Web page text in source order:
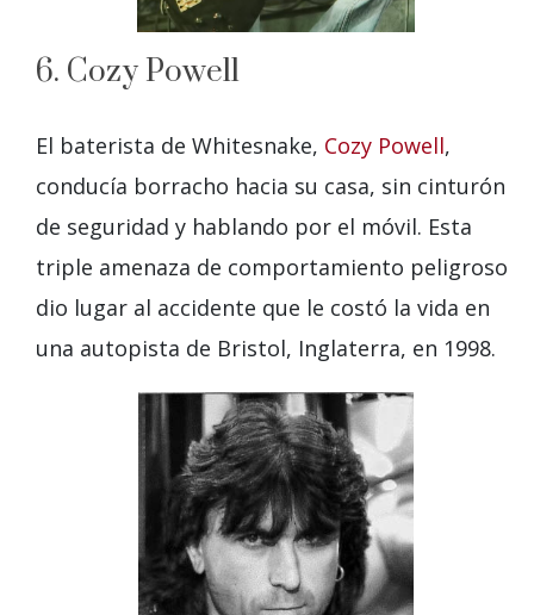
6. Cozy Powell
El baterista de Whitesnake, Cozy Powell,
conducía borracho hacia su casa, sin cinturón
de seguridad y hablando por el móvil. Esta
triple amenaza de comportamiento peligroso
dio lugar al accidente que le costó la vida en
una autopista de Bristol, Inglaterra, en 1998.